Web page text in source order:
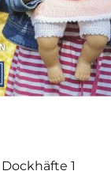
Dockhäfte 1